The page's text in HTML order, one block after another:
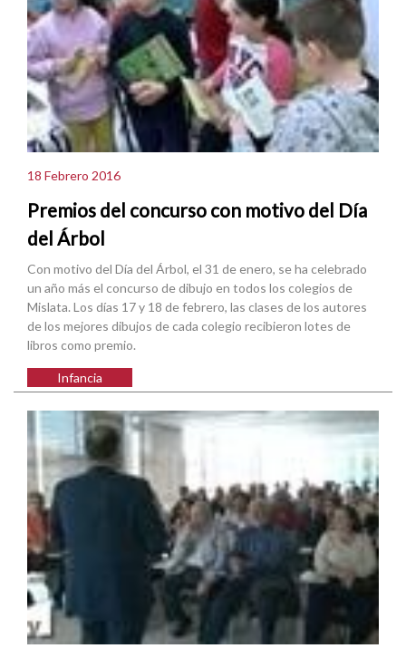
18 Febrero 2016
Premios del concurso con motivo del Día
del Árbol
Con motivo del Día del Árbol, el 31 de enero, se ha celebrado
un año más el concurso de dibujo en todos los colegios de
Mislata. Los días 17 y 18 de febrero, las clases de los autores
de los mejores dibujos de cada colegio recibieron lotes de
libros como premio.
Infancia